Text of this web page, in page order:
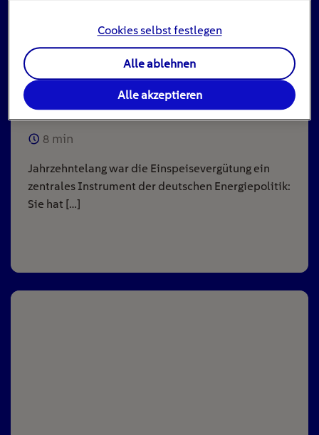
Einspeisevergütung für Photovoltaik-
Anlagen
8 min
Jahrzehntelang war die Einspeisevergütung ein
zentrales Instrument der deutschen Energiepolitik:
Sie hat […]
Cookies selbst festlegen
Alle ablehnen
Alle akzeptieren